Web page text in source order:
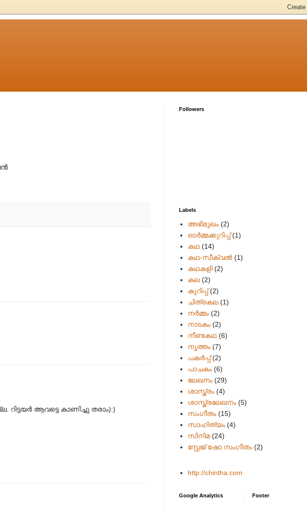
ആവട്ടെ കാണിച്ചു തരാം):)
Followers
Labels
അഭിമുഖം (2)
ഓർമ്മക്കുറിപ്പ് (1)
കഥ (14)
കഥ-സീക്വല്‍ (1)
കഥകളി (2)
കല (2)
കുറിപ്പ് (2)
ചിത്രകല (1)
നർമ്മം (2)
നാടകം (2)
നീണ്ടകഥ (6)
നൃത്തം (7)
പകര്‍പ്പ് (2)
പാചകം (6)
ലേഖനം (29)
ശാസ്ത്രം (4)
ശാസ്ത്രലേഖനം (5)
സംഗീതം (15)
സാഹിത്യം (4)
സിനിമ (24)
സ്റ്റേജ് ഷോ സംഗീതം (2)
http://chintha.com
Google Analytics Footer